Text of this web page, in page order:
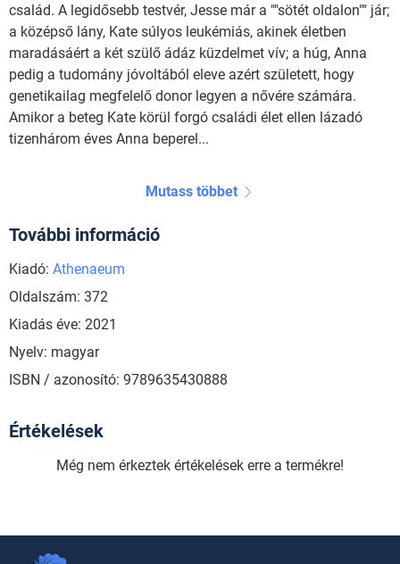
család. A legidősebb testvér, Jesse már a ""sötét oldalon"" jár;
a középső lány, Kate súlyos leukémiás, akinek életben
maradásáért a két szülő ádáz küzdelmet vív; a húg, Anna
pedig a tudomány jóvoltából eleve azért született, hogy
genetikailag megfelelő donor legyen a nővére számára.
Amikor a beteg Kate körül forgó családi élet ellen lázadó
tizenhárom éves Anna beperel...
Mutass többet
További információ
Kiadó: Athenaeum
Oldalszám: 372
Kiadás éve: 2021
Nyelv: magyar
ISBN / azonosító: 9789635430888
Értékelések
Még nem érkeztek értékelések erre a termékre!